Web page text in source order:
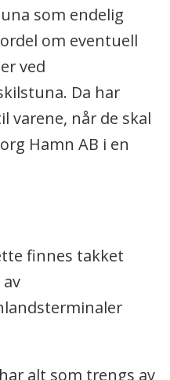
som endelig
om eventuell
ved
Da har
varene, når de skal
Hamn AB i en
finnes takket
alt som trengs av